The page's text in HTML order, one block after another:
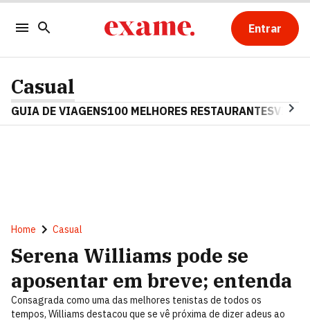
Entrar
Casual
GUIA DE VIAGENS100 MELHORES RESTAURANTES
Home Casual
Serena Williams pode se
aposentar em breve; entenda
Consagrada como uma das melhores tenistas de todos os
tempos, Williams destacou que se vê próxima de dizer adeus ao